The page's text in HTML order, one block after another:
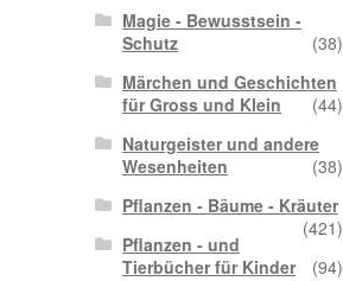
Magie - Bewusstsein -
Schutz
(38)
Märchen und Geschichten
für Gross und Klein
(44)
Naturgeister und andere
Wesenheiten
(38)
Pflanzen - Bäume - Kräuter
(421)
Pflanzen - und
Tierbücher für Kinder
(94)